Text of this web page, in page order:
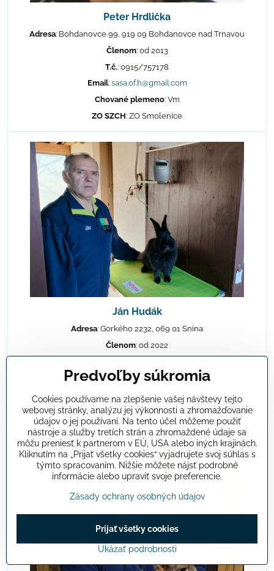
Peter Hrdlička
Adresa: Bohdanovce 99, 919 09 Bohdanovce nad Trnavou
Členom: od 2013
T.č.: 0915/757178
Email: sasa.of.h@gmail.com
Chované plemeno: Vm
ZO SZCH: ZO Smolenice
Ján Hudák
Adresa: Gorkého 2232, 069 01 Snina
Členom: od 2022
Email: mariahudakova175@gmail.com
Chované plemeno
: Vč
ZO SZCH: ZO Snina
Predvoľby súkromia
Cookies používame na zlepšenie vašej návštevy tejto
webovej stránky, analýzu jej výkonnosti a zhromažďovanie
údajov o jej používaní. Na tento účel môžeme použiť
nástroje a služby tretích strán a zhromaždené údaje sa
môžu preniesť k partnerom v EÚ, USA alebo iných krajinách.
Kliknutím na „Prijať všetky cookies“ vyjadrujete svoj súhlas s
týmto spracovaním. Nižšie môžete nájsť podrobné
informácie alebo upraviť svoje preferencie.
Zásady ochrany osobných údajov
Ukázať podrobnosti
Prijať všetky cookies